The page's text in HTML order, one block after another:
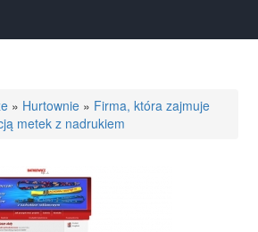
» Hurtownie » Firma, która zajmuje
metek z nadrukiem